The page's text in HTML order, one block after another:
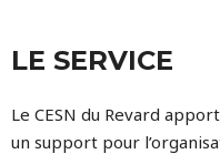
LE SERVICE
Le CESN du Revard
un support pour